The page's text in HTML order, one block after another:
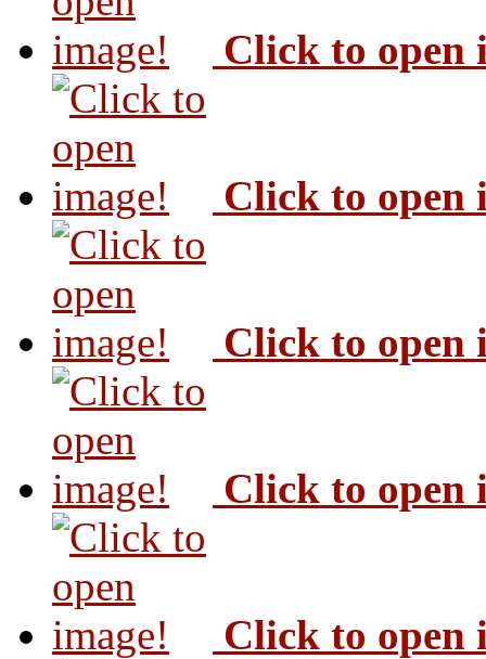
Click to open
Click to open
Click to open
Click to open
Click to open